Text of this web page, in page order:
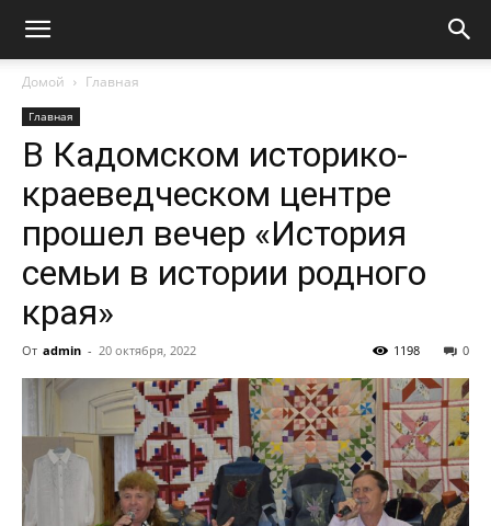
Домой Главная
Главная
В Кадомском историко-
краеведческом центре
прошел вечер «История
семьи в истории родного
края»
От admin - 20 октября, 2022 0
1198